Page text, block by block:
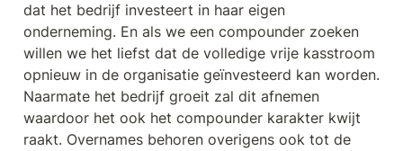
dat het bedrijf investeert in haar eigen
onderneming. En als we een compounder zoeken
willen we het liefst dat de volledige vrije kasstroom
opnieuw in de organisatie geïnvesteerd kan worden.
Naarmate het bedrijf groeit zal dit afnemen
waardoor het ook het compounder karakter kwijt
raakt. Overnames behoren overigens ook tot de